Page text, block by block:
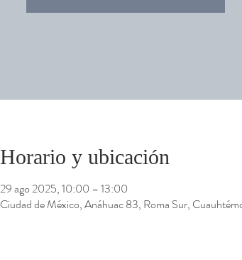
Horario y ubicación
29 ago 2025, 10:00 – 13:00
Ciudad de México, Anáhuac 83, Roma Sur,